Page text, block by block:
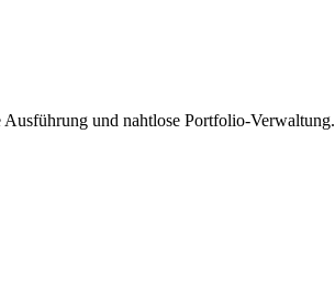
und nahtlose Portfolio-Verwaltung.